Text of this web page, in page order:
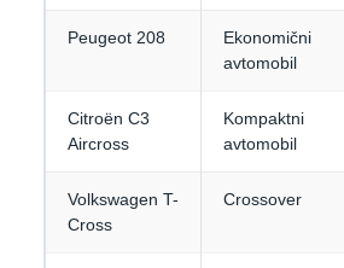
Peugeot 208
Ekonomični
avtomobil
Citroën C3
Aircross
Kompaktni
avtomobil
Volkswagen T-
Cross
Crossover